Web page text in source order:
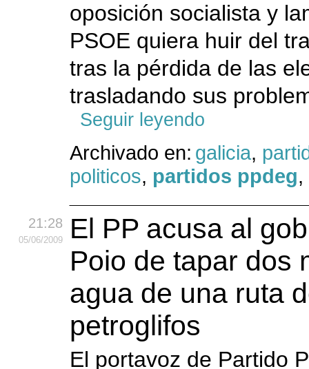
oposición socialista y
PSOE quiera huir del
tras la pérdida de las
trasladando sus
Seguir leyendo
Archivado en: galicia,
politicos, partidos ppdeg,
21:28
05/06/2009
El PP acusa al
Poio de tapar dos
agua de una ruta
petroglifos
El portavoz de Partido